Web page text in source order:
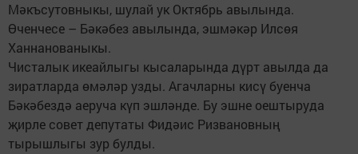
Мәкъсутовныкы, шулай ук Октябрь авылында.
Өченчесе – Бәкәбез авылында, эшмәкәр Илсөя
Ханнанованыкы.
Чисталык икеайлыгы кысаларында дүрт авылда да
зиратларда өмәләр узды. Агачларны кисү буенча
Бәкәбездә аеруча күп эшләнде. Бу эшне оештыруда
җирле совет депутаты Фидәис Ризвановның
тырышлыгы зур булды.